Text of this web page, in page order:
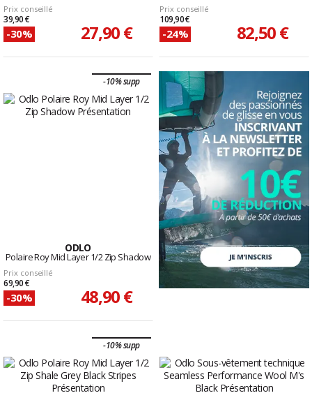
Prix conseillé
39,90 €
-30% 27,90 €
Prix conseillé
109,90 €
-24% 82,50 €
-10% supp
ODLO
Polaire Roy Mid Layer 1/2 Zip Shadow
Prix conseillé
69,90 €
-30% 48,90 €
-10% supp